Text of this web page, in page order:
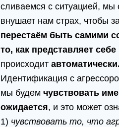
сливаемся с ситуацией, мы
внушает нам страх, чтобы
перестаём быть самими
то, как представляет
происходит
Идентификация с
мы будемчувствовать
ожидается, и это может
1) чувствовать то, что